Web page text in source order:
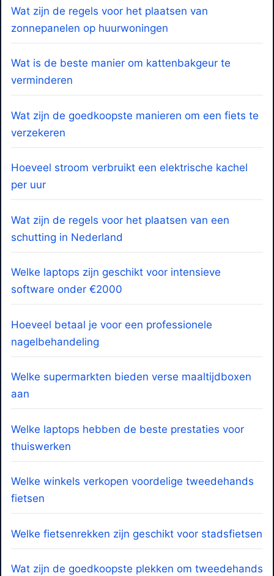
Wat zijn de regels voor het plaatsen van
zonnepanelen op huurwoningen
Wat is de beste manier om kattenbakgeur te
verminderen
Wat zijn de goedkoopste manieren om een fiets te
verzekeren
Hoeveel stroom verbruikt een elektrische kachel
per uur
Wat zijn de regels voor het plaatsen van een
schutting in Nederland
Welke laptops zijn geschikt voor intensieve
software onder €2000
Hoeveel betaal je voor een professionele
nagelbehandeling
Welke supermarkten bieden verse maaltijdboxen
aan
Welke laptops hebben de beste prestaties voor
thuiswerken
Welke winkels verkopen voordelige tweedehands
fietsen
Welke fietsenrekken zijn geschikt voor stadsfietsen
Wat zijn de goedkoopste plekken om tweedehands